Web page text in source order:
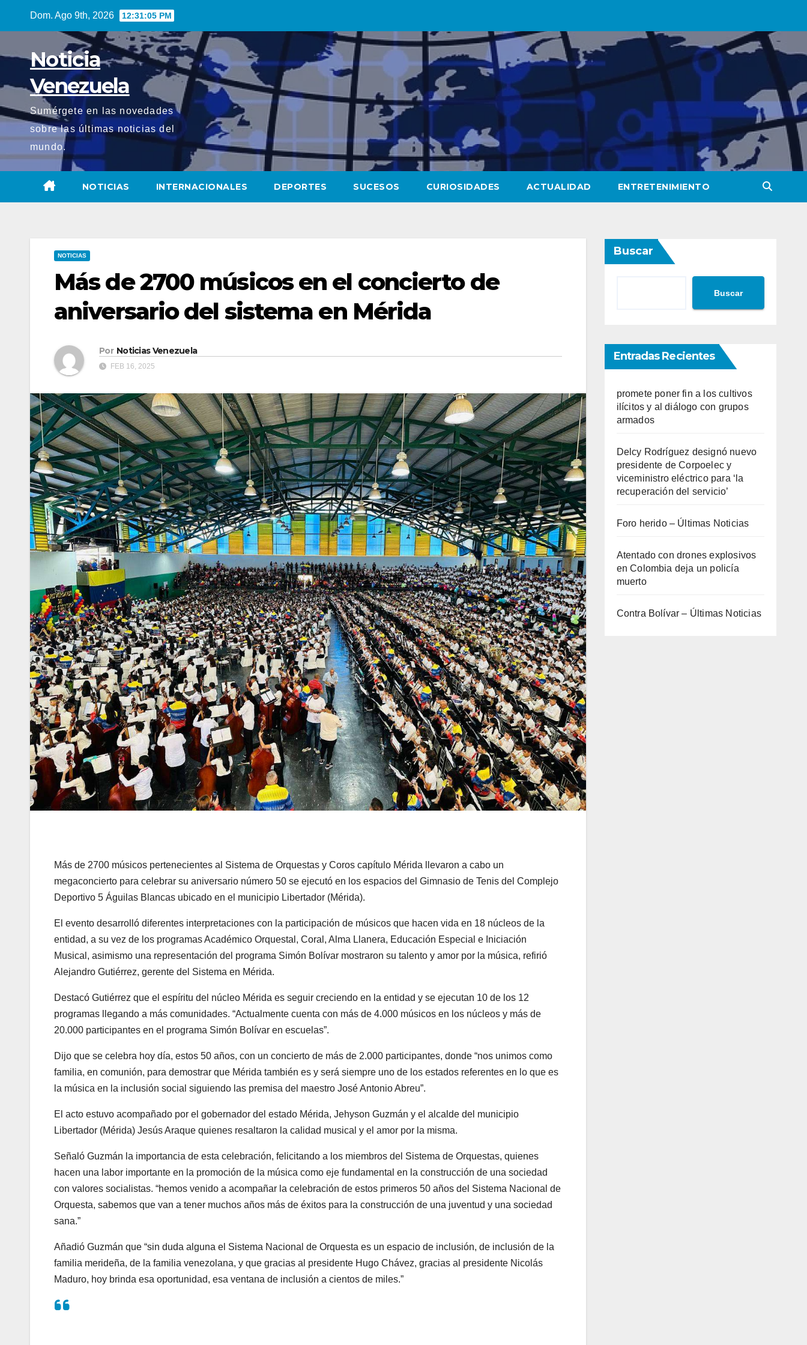
Dom. Ago 9th, 2026 12:31:06 PM
Noticia
Venezuela
Sumérgete en las novedades
sobre las últimas noticias del
mundo.
NOTICIAS INTERNACIONALES DEPORTES SUCESOS CURIOSIDADES ACTUALIDAD ENTRETENIMIENTO
NOTICIAS
Más de 2700 músicos en el concierto de
aniversario del sistema en Mérida
Por Noticias Venezuela
FEB 16, 2025
Más de 2700 músicos pertenecientes al Sistema de Orquestas y Coros capítulo Mérida llevaron a cabo un
megaconcierto para celebrar su aniversario número 50 se ejecutó en los espacios del Gimnasio de Tenis del Complejo
Deportivo 5 Águilas Blancas ubicado en el municipio Libertador (Mérida).
El evento desarrolló diferentes interpretaciones con la participación de músicos que hacen vida en 18 núcleos de la
entidad, a su vez de los programas Académico Orquestal, Coral, Alma Llanera, Educación Especial e Iniciación
Musical, asimismo una representación del programa Simón Bolívar mostraron su talento y amor por la música, refirió
Alejandro Gutiérrez, gerente del Sistema en Mérida.
Destacó Gutiérrez que el espíritu del núcleo Mérida es seguir creciendo en la entidad y se ejecutan 10 de los 12
programas llegando a más comunidades. “Actualmente cuenta con más de 4.000 músicos en los núcleos y más de
20.000 participantes en el programa Simón Bolívar en escuelas”.
Dijo que se celebra hoy día, estos 50 años, con un concierto de más de 2.000 participantes, donde “nos unimos como
familia, en comunión, para demostrar que Mérida también es y será siempre uno de los estados referentes en lo que es
la música en la inclusión social siguiendo las premisa del maestro José Antonio Abreu”.
El acto estuvo acompañado por el gobernador del estado Mérida, Jehyson Guzmán y el alcalde del municipio
Libertador (Mérida) Jesús Araque quienes resaltaron la calidad musical y el amor por la misma.
Señaló Guzmán la importancia de esta celebración, felicitando a los miembros del Sistema de Orquestas, quienes
hacen una labor importante en la promoción de la música como eje fundamental en la construcción de una sociedad
con valores socialistas. “hemos venido a acompañar la celebración de estos primeros 50 años del Sistema Nacional de
Orquesta, sabemos que van a tener muchos años más de éxitos para la construcción de una juventud y una sociedad
sana.”
Añadió Guzmán que “sin duda alguna el Sistema Nacional de Orquesta es un espacio de inclusión, de inclusión de la
familia merideña, de la familia venezolana, y que gracias al presidente Hugo Chávez, gracias al presidente Nicolás
Maduro, hoy brinda esa oportunidad, esa ventana de inclusión a cientos de miles.”
Buscar
Buscar
Entradas Recientes
promete poner fin a los cultivos
ilícitos y al diálogo con grupos
armados
Delcy Rodríguez designó nuevo
presidente de Corpoelec y
viceministro eléctrico para ‘la
recuperación del servicio’
Foro herido – Últimas Noticias
Atentado con drones explosivos
en Colombia deja un policía
muerto
Contra Bolívar – Últimas Noticias